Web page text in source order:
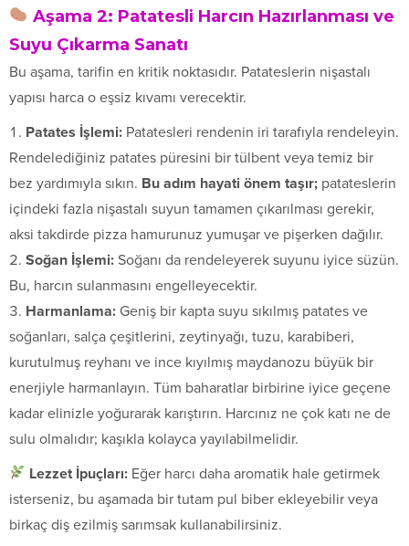
Aşama 2: Patatesli Harcın Hazırlanması ve
Suyu Çıkarma Sanatı
Bu aşama, tarifin en kritik noktasıdır. Patateslerin nişastalı
yapısı harca o eşsiz kıvamı verecektir.
Patates İşlemi: Patatesleri rendenin iri tarafıyla rendeleyin.
Rendelediğiniz patates püresini bir tülbent veya temiz bir
bez yardımıyla sıkın. Bu adım hayati önem taşır; patateslerin
içindeki fazla nişastalı suyun tamamen çıkarılması gerekir,
aksi takdirde pizza hamurunuz yumuşar ve pişerken dağılır.
Soğan İşlemi: Soğanı da rendeleyerek suyunu iyice süzün.
Bu, harcın sulanmasını engelleyecektir.
Harmanlama: Geniş bir kapta suyu sıkılmış patates ve
soğanları, salça çeşitlerini, zeytinyağı, tuzu, karabiberi,
kurutulmuş reyhanı ve ince kıyılmış maydanozu büyük bir
enerjiyle harmanlayın. Tüm baharatlar birbirine iyice geçene
kadar elinizle yoğurarak karıştırın. Harcınız ne çok katı ne de
sulu olmalıdır; kaşıkla kolayca yayılabilmelidir.
Lezzet İpuçları: Eğer harcı daha aromatik hale getirmek
isterseniz, bu aşamada bir tutam pul biber ekleyebilir veya
birkaç diş ezilmiş sarımsak kullanabilirsiniz.